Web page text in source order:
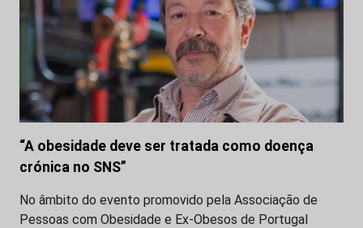
“A obesidade deve ser tratada como doença
crónica no SNS”
No âmbito do evento promovido pela Associação de
Pessoas com Obesidade e Ex-Obesos de Portugal